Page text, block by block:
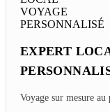
Top 20 Des
Hanoi à Découvrir
Saturday, 08/08/2026